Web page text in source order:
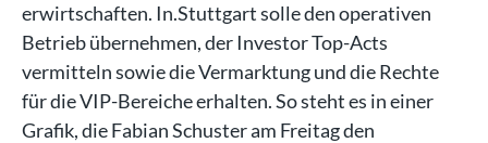
erwirtschaften. In.Stuttgart solle den operativen
Betrieb übernehmen, der Investor Top-Acts
vermitteln sowie die Vermarktung und die Rechte
für die VIP-Bereiche erhalten. So steht es in einer
Grafik, die Fabian Schuster am Freitag den